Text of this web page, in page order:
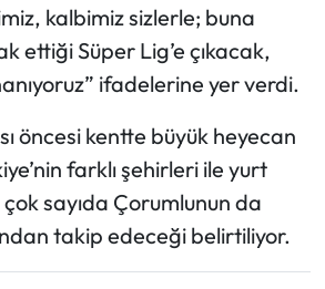
kalbimiz sizlerle; buna
ettiği Süper Lig’e çıkacak,
ifadelerine yer verdi.
öncesi kentte büyük heyecan
farklı şehirleri ile yurt
çok sayıda Çorumlunun da
takip edeceği belirtiliyor.